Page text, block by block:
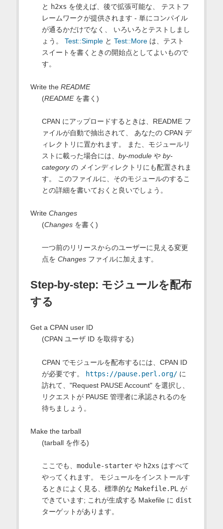
と h2xs を使えば、後で拡張可能な、 テストフ
レームワークが提供されます - 単にコンパイル
が通るかだけでなく、 いろいろとテストしまし
ょう。 Test::Simpleと Test::Moreは、テスト
スイートを書くときの開始点としてよいもので
す。
Write the README
(READMEを書く)
CPAN にアップロードするときは、README フ
ァイルが自動で抽出されて、 あなたの CPAN デ
ィレクトリに置かれます。 また、モジュールリ
ストに載った場合には、 by-moduleや by-
categoryの メインディレクトリにも配置されま
す。 このファイルに、そのモジュールのするこ
との詳細を書いておくと良いでしょう。
Write Changes
(Changesを書く)
一つ前のリリースからのユーザーに見える変更
点を Changesファイルに加えます。
Step-by-step: モジュールを配布
する
Get a CPAN user ID
(CPAN ユーザ ID を取得する)
CPAN でモジュールを配布するには、CPAN ID
が必要です。 https://pause.perl.org/に
訪れて、"Request PAUSE Account" を選択し、
リクエストが PAUSE 管理者に承認されるのを
待ちましょう。
Make the tarball
(tarball を作る)
ここでも、 module-starterや h2xs はすべて
やってくれます。 モジュールをインストールす
るときによく見る、標準的な Makefile.PL が
できています; これが生成する Makefile に dist
ターゲットがあります。